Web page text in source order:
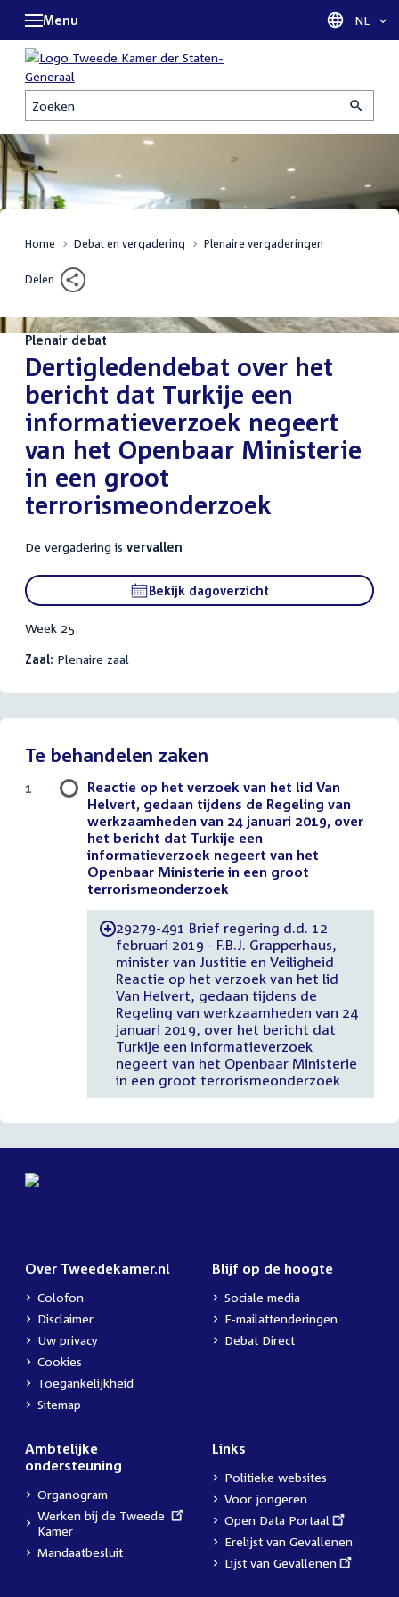
Zoeken
Menu Taal
NL
Home Debat en vergadering Plenaire vergaderingen
Delen
Plenair debat
:Dertigledendebat over het
bericht dat Turkije een
informatieverzoek negeert
van het Openbaar Ministerie
in een groot
terrorismeonderzoek
De vergadering is vervallen
Bekijk dagoverzicht
Week 25
Zaal: Plenaire zaal
Te behandelen zaken
Reactie op het verzoek van het lid Van
Helvert, gedaan tijdens de Regeling van
werkzaamheden van 24 januari 2019, over
het bericht dat Turkije een
informatieverzoek negeert van het
Openbaar Ministerie in een groot
terrorismeonderzoek
-29279-491 Brief regering d.d. 12
februari 2019 - F.B.J. Grapperhaus,
minister van Justitie en Veiligheid
Reactie op het verzoek van het lid
Van Helvert, gedaan tijdens de
Regeling van werkzaamheden van 24
januari 2019, over het bericht dat
Turkije een informatieverzoek
negeert van het Openbaar Ministerie
in een groot terrorismeonderzoek
1
Over Tweedekamer.nl
Colofon
Disclaimer
Uw privacy
Cookies
Toegankelijkheid
Sitemap
Blijf op de hoogte
Sociale media
E-mailattenderingen
Debat Direct
Ambtelijke
ondersteuning
Organogram
External
link:
Werken bij de Tweede
Kamer
Mandaatbesluit
Links
Politieke websites
Voor jongeren
External
link:
Open Data Portaal
Erelijst van Gevallenen
External
Lijst van Gevallenen